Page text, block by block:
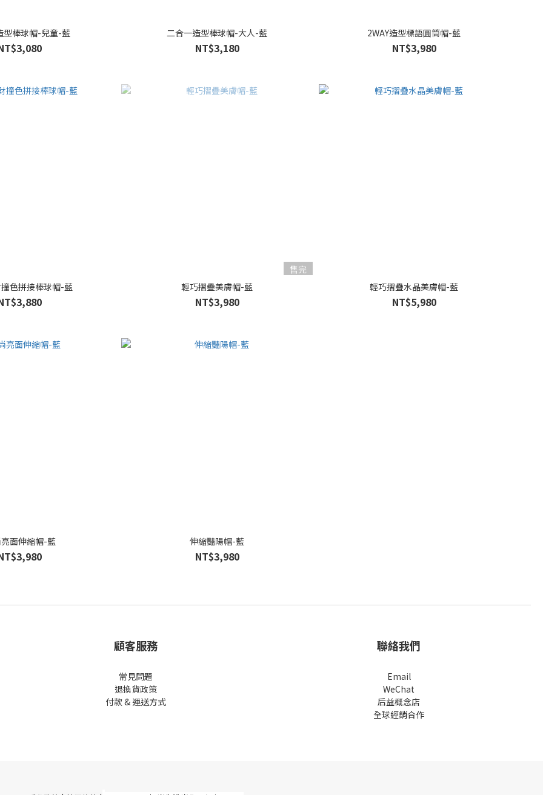
型棒球帽-兒童-藍 二合一造型棒球帽-大人-藍
NT$3,180
2WAY造型標語圓筒帽-藍
NT$3,980
色拼接棒球帽-藍
售完
輕巧摺疊美膚帽-藍
NT$3,980
輕巧摺疊水晶美膚帽-藍
NT$5,980
面伸縮帽-藍 伸縮豔陽帽-藍
NT$3,980
顧客服務
常見問題
退換貨政策
付款 & 運送方式
聯絡我們
Email
WeChat
后益概念店
全球經銷合作